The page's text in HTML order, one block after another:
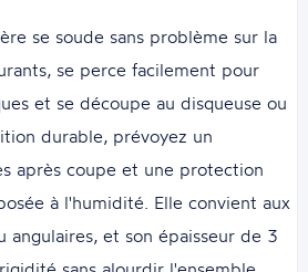
se soude sans problème sur la
se perce facilement pour
et se découpe au disqueuse ou
durable, prévoyez un
après coupe et une protection
à l'humidité. Elle convient aux
angulaires, et son épaisseur de 3